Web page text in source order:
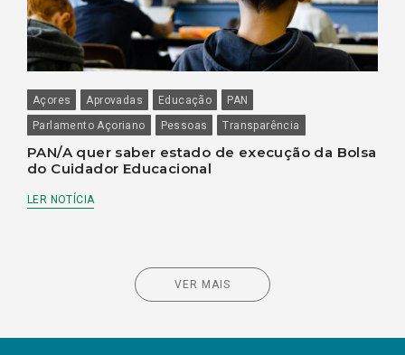
Açores Aprovadas Educação
PAN
Parlamento Açoriano
Pessoas Transparência
PAN/A quer saber estado de execução da Bolsa
do Cuidador Educacional
LER NOTÍCIA
VER MAIS